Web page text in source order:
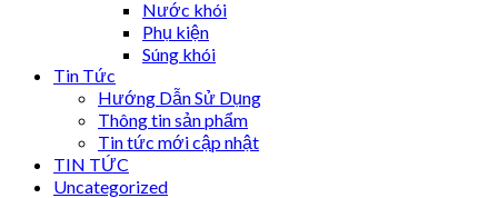
Nước khói
Phụ kiện
Súng khói
Tin Tức
Hướng Dẫn Sử Dụng
Thông tin sản phẩm
Tin tức mới cập nhật
TIN TỨC
Uncategorized